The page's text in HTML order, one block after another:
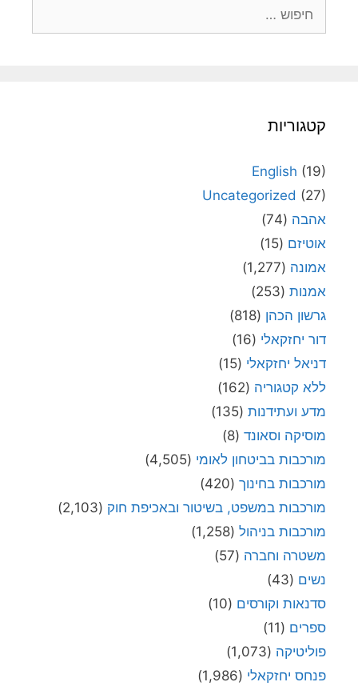
קטגוריות
English (19)
Uncategorized (27)
אהבה (74)
אוטיזם (15)
אמונה (1,277)
אמנות (253)
גרשון הכהן (818)
דור יחזקאלי (16)
דניאל יחזקאלי (15)
ללא קטגוריה (162)
מדע ועתידנות (135)
מוסיקה וסאונד (8)
מורכבות בביטחון לאומי (4,505)
מורכבות בחינוך (420)
מורכבות במשפט, בשיטור ובאכיפת חוק (2,103)
מורכבות בניהול (1,258)
משטרה וחברה (57)
נשים (43)
סדנאות וקורסים (10)
ספרים (11)
פוליטיקה (1,073)
פנחס יחזקאלי (1,986)